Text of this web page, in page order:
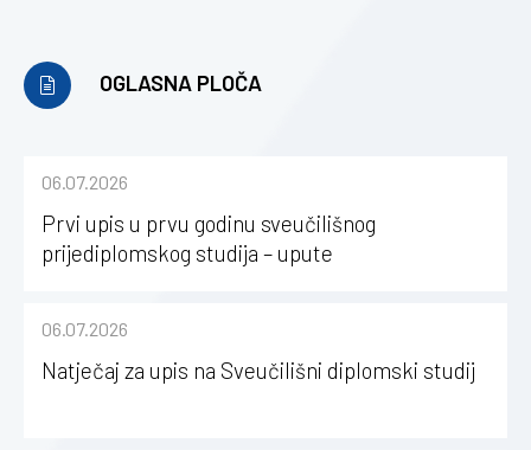
OGLASNA PLOČA
06.07.2026
Prvi upis u prvu godinu sveučilišnog
prijediplomskog studija – upute
06.07.2026
Natječaj za upis na Sveučilišni diplomski studij